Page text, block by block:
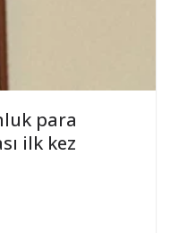
para
ilk kez